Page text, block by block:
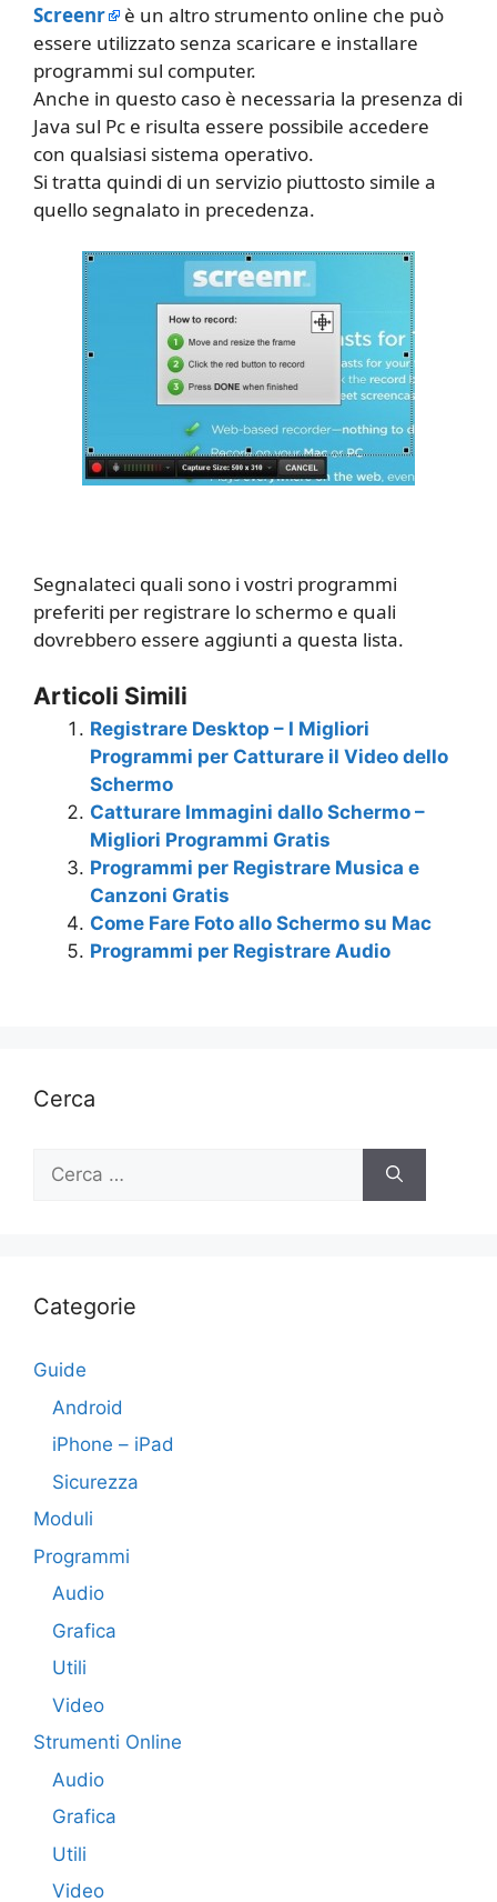
Screenr
è un altro strumento online che può
essere utilizzato senza scaricare e installare
programmi sul computer.
Anche in questo caso è necessaria la presenza di
Java sul Pc e risulta essere possibile accedere
con qualsiasi sistema operativo.
Si tratta quindi di un servizio piuttosto simile a
quello segnalato in precedenza.
Segnalateci quali sono i vostri programmi
preferiti per registrare lo schermo e quali
dovrebbero essere aggiunti a questa lista.
Articoli Simili
Registrare Desktop – I Migliori
Programmi per Catturare il Video dello
Schermo
Catturare Immagini dallo Schermo –
Migliori Programmi Gratis
Programmi per Registrare Musica e
Canzoni Gratis
Come Fare Foto allo Schermo su Mac
Programmi per Registrare Audio
Cerca
Ricerca
Categorie
Guide
Android
iPhone – iPad
Sicurezza
Moduli
Programmi
Audio
Grafica
Utili
Video
Strumenti Online
Audio
Grafica
Utili
Video